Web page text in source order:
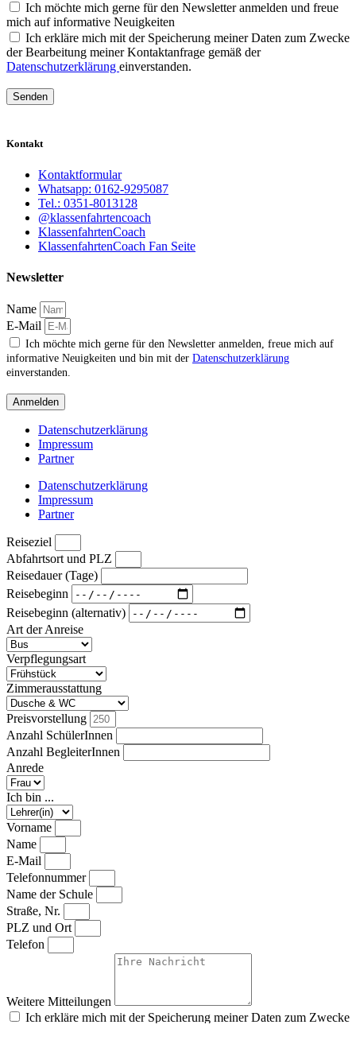
Ich möchte mich gerne für den Newsletter anmelden und freue
mich auf informative Neuigkeiten
Ich erkläre mich mit der Speicherung meiner Daten zum Zwecke
der Bearbeitung meiner Kontaktanfrage gemäß der
Datenschutzerklärung einverstanden.
Senden
Kontakt
Kontaktformular
Whatsapp: 0162-9295087
Tel.: 0351-8013128
@klassenfahrtencoach
KlassenfahrtenCoach
KlassenfahrtenCoach Fan Seite
Newsletter
Name
E-Mail
Ich möchte mich gerne für den Newsletter anmelden, freue mich auf
informative Neuigkeiten und bin mit der Datenschutzerklärung
einverstanden.
Anmelden
Datenschutzerklärung
Impressum
Partner
Datenschutzerklärung
Impressum
Partner
Reiseziel
Abfahrtsort und PLZ
Reisedauer (Tage)
Reisebeginn
Reisebeginn (alternativ)
Art der Anreise
Verpflegungsart
Zimmerausstattung
Preisvorstellung
Anzahl SchülerInnen
Anzahl BegleiterInnen
Anrede
Ich bin ...
Vorname
Name
E-Mail
Telefonnummer
Name der Schule
Straße, Nr.
PLZ und Ort
Telefon
Weitere Mitteilungen
Ich erkläre mich mit der Speicherung meiner Daten zum Zwecke